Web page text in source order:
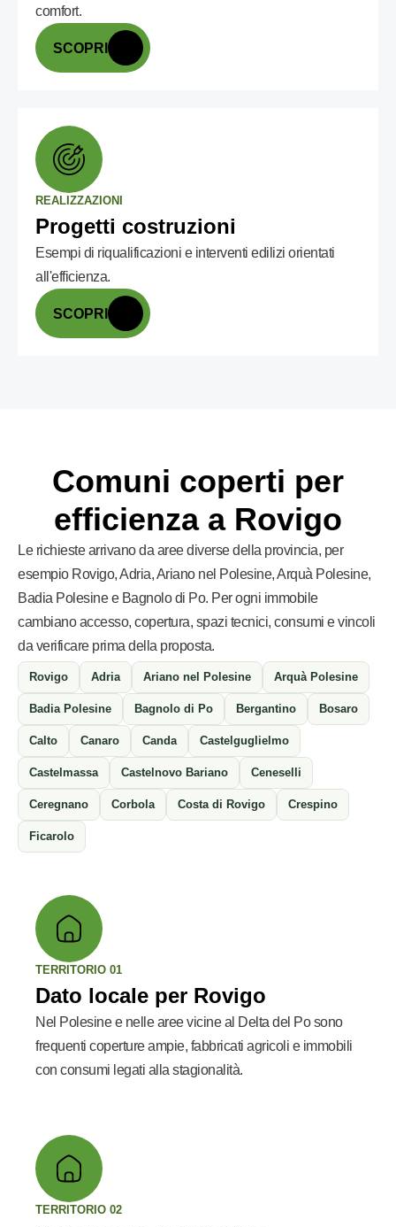
comfort.
SCOPRI
REALIZZAZIONI
Progetti costruzioni
Esempi di riqualificazioni e interventi edilizi orientati
all'efficienza.
SCOPRI
Comuni coperti per
efficienza a Rovigo
Le richieste arrivano da aree diverse della provincia, per
esempio Rovigo, Adria, Ariano nel Polesine, Arquà Polesine,
Badia Polesine e Bagnolo di Po. Per ogni immobile
cambiano accesso, copertura, spazi tecnici, consumi e vincoli
da verificare prima della proposta.
Rovigo Adria Ariano nel Polesine Arquà Polesine
Badia Polesine Bagnolo di Po Bergantino Bosaro
Calto Canaro Canda Castelguglielmo
Castelmassa Castelnovo Bariano Ceneselli
Ceregnano Corbola Costa di Rovigo Crespino
Ficarolo
TERRITORIO 01
Dato locale per Rovigo
Nel Polesine e nelle aree vicine al Delta del Po sono
frequenti coperture ampie, fabbricati agricoli e immobili
con consumi legati alla stagionalità.
TERRITORIO 02